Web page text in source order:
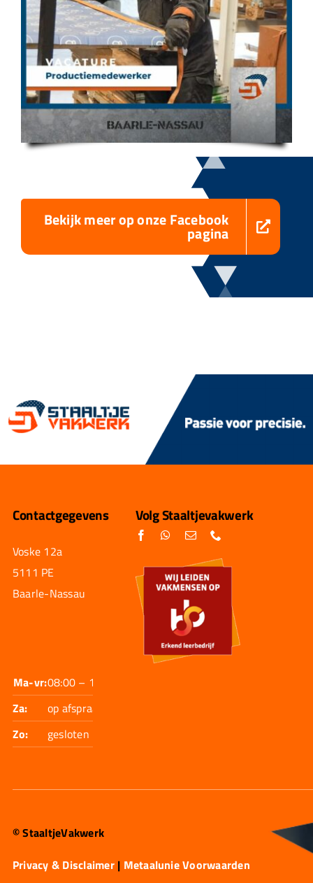
Bekijk meer op onze Facebook
pagina
Contactgegevens
Voske 12a
5111 PE
Baarle-Nassau
Ma-vr:08:00 – 17:30
Za:
op afspraak
Zo:
gesloten
Volg Staaltjevakwerk
© StaaltjeVakwerk
Privacy & Disclaimer| Metaalunie Voorwaarden